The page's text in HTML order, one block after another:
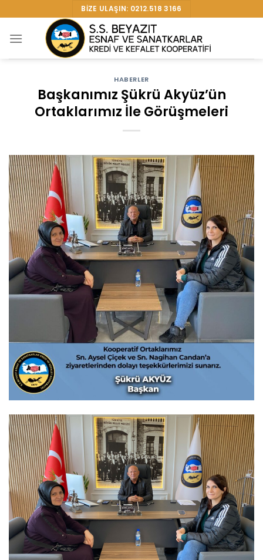
to
content
BIZE ULAŞIN: 0212.518 3166
HABERLER
Başkanımız Şükrü Akyüz’ün
Ortaklarımız İle Görüşmeleri